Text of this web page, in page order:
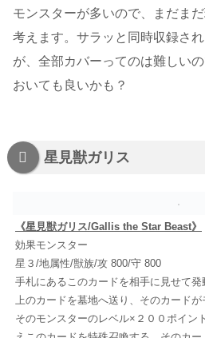
モンスターが多いので、まだま
考えます。サラッと同時収録さ
が、全部カバーってのは難しい
おいても良いかも？
星見獣ガリス
《星見獣ガリス/Gallis the Star Beast》
効果モンスター
星３/地属性/獣族/攻 800/守 800
手札にあるこのカードを相手に見せて
上のカードを墓地へ送り、そのカードが
そのモンスターのレベル×２００ポイン